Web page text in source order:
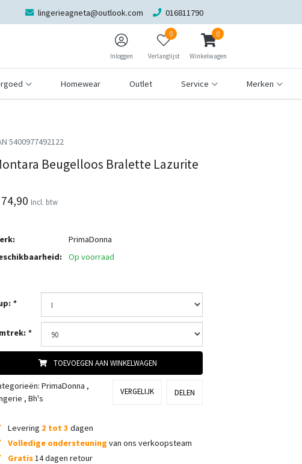
lingerieagneta@outlook.com 016811790
Inloggen
0
Verlanglijst
0
Winkelwagen
Homewear Outlet Service Merken
5400977492122
Beugelloos Bralette Lazurite
Incl. btw
PrimaDonna
Op voorraad
*
*
TOEVOEGEN AAN WINKELWAGEN
PrimaDonna ,
, Bh's
VERGELIJK DELEN
Levering 2 tot 3 dagen
Volledige ondersteuning van ons verkoopsteam
Gratis14 dagen retour